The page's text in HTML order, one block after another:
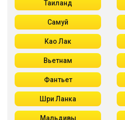
Таиланд
Самуй
Као Лак
Вьетнам
Фантьет
Шри Ланка
Мальдивы